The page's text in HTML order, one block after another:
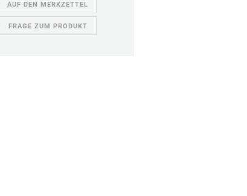
AUF DEN MERKZETTEL
FRAGE ZUM PRODUKT